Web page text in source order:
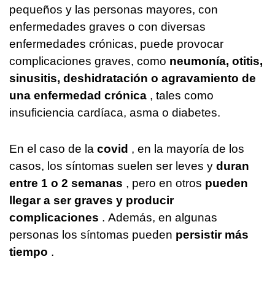
pequeños y las personas mayores, con
enfermedades graves o con diversas
enfermedades crónicas, puede provocar
complicaciones graves, como neumonía, otitis,
sinusitis, deshidratación o agravamiento de
una enfermedad crónica , tales como
insuficiencia cardíaca, asma o diabetes.
En el caso de la covid , en la mayoría de los
casos, los síntomas suelen ser leves y duran
entre 1 o 2 semanas , pero en otros pueden
llegar a ser graves y producir
complicaciones . Además, en algunas
personas los síntomas pueden persistir más
tiempo .